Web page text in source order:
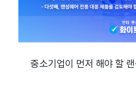
중소기업이 먼저 해야 할